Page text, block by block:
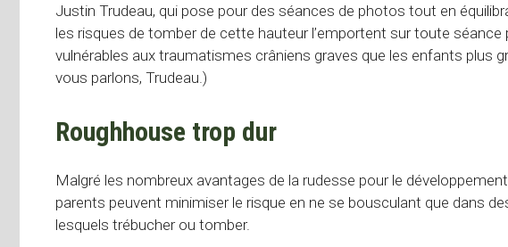
Justin Trudeau, qui pose pour des séances de photos tout en
les risques de tomber de cette hauteur l’emportent sur toute
vulnérables aux traumatismes crâniens graves que les enfants plus
vous parlons, Trudeau.)
Roughhouse trop dur
Malgré les nombreux avantages de la rudesse pour le
parents peuvent minimiser le risque en ne se bousculant que dans
lesquels trébucher ou tomber.